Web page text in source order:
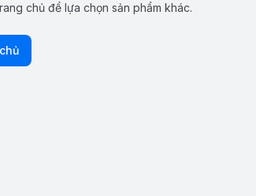
chủ để lựa chọn sản phẩm khác.